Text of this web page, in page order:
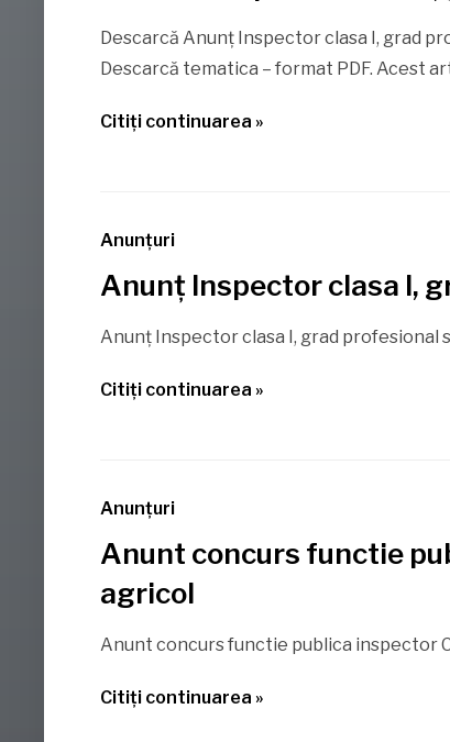
Descarcă Anunț Inspector clasa I, grad
Descarcă tematica – format PDF. Acest
Citiţi continuarea »
Anunţuri
Anunț Inspector clasa I,
Anunț Inspector clasa I, grad profesional
Citiţi continuarea »
Anunţuri
Anunt concurs functie
agricol
Anunt concurs functie publica inspector
Citiţi continuarea »